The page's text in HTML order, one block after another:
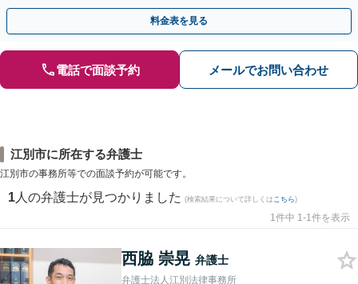
実績あり】【分かりやすい料金体系】
料金表を見る
電話で面談予約 メールでお問い合わせ
江別市に所在する弁護士
江別市の事務所等での面談予約が可能です。
1 人の弁護士が見つかりました (検索結果について詳しくは こちら)
1件中 1-1件を表示
西脇 崇晃 弁護士
弁護士法人江別法律事務所